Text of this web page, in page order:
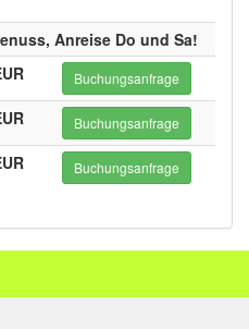
Anreise Do und Sa!
Buchungsanfrage
Buchungsanfrage
Buchungsanfrage